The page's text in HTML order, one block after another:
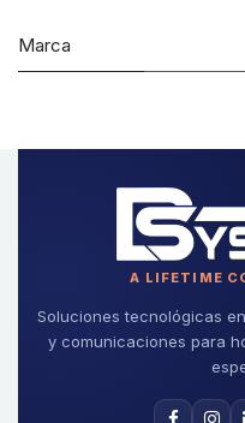
Marca
A LIFETIME
Soluciones tecnológicas
y comunicaciones para